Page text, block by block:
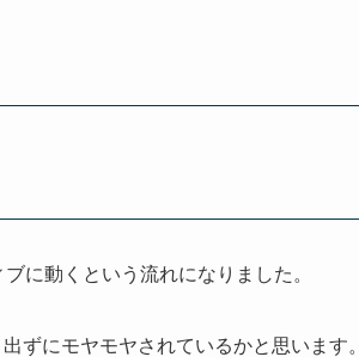
に動くという流れになりました。
ずにモヤモヤされているかと思います。